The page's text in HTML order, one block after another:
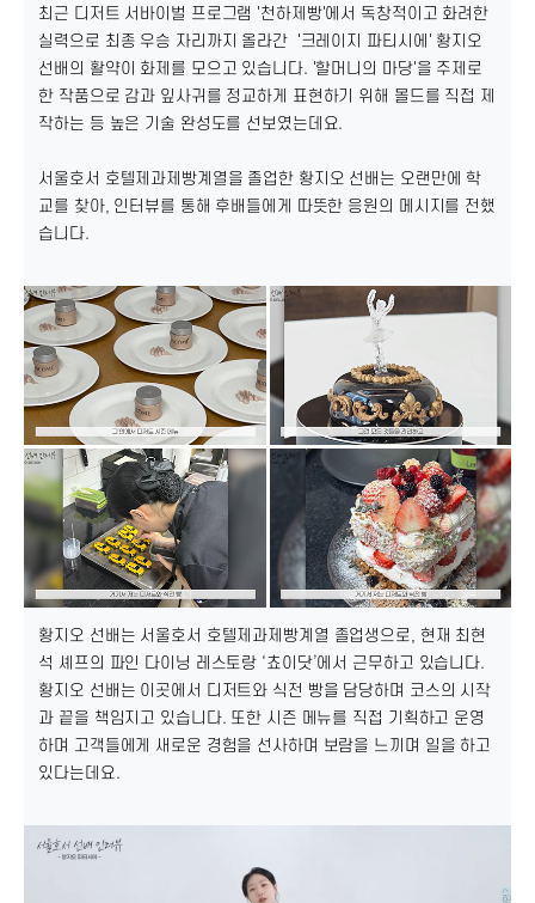
최근 디저트 서바이벌 프로그램 '천하제빵'에서 독창적이고 화려한
실력으로 최종 우승 자리까지 올라간 '크레이지 파티시에' 황지오
선배의 활약이 화제를 모으고 있습니다. '할머니의 마당'을 주제로
한 작품으로 감과 잎사귀를 정교하게 표현하기 위해 몰드를 직접 제
작하는 등 높은 기술 완성도를 선보였는데요.
서울호서 호텔제과제빵계열을 졸업한 황지오 선배는 오랜만에 학
교를 찾아, 인터뷰를 통해 후배들에게 따뜻한 응원의 메시지를 전했
습니다.
황지오 선배는 서울호서 호텔제과제빵계열 졸업생으로, 현재 최현
석 셰프의 파인 다이닝 레스토랑 ‘쵸이닷’에서 근무하고 있습니다.
황지오 선배는 이곳에서 디저트와 식전 빵을 담당하며 코스의 시작
과 끝을 책임지고 있습니다. 또한 시즌 메뉴를 직접 기획하고 운영
하며 고객들에게 새로운 경험을 선사하며 보람을 느끼며 일을 하고
있다는데요.